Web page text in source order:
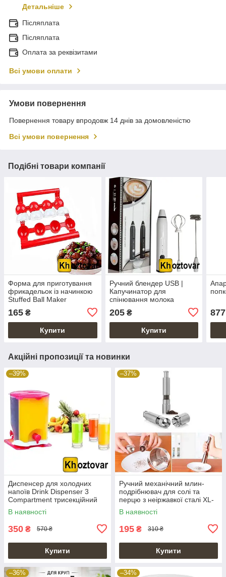
Детальніше
Післяплата
Післяплата
Оплата за реквізитами
Всі умови оплати
Умови повернення
Повернення товару впродовж 14 днів за домовленістю
Всі умови повернення
Подібні товари компанії
Форма для приготування
фрикадельок із начинкою
Stuffed Ball Maker
165 ₴
Купити
Ручний блендер USB |
Капучинатор для
спінювання молока
205₴
Купити
877
Акційні пропозиції та новинки
–39%
Диспенсер для холодних
напоїв Drink Dispenser 3
Compartment трисекційний
обертовий
В наявності
350 ₴ 570 ₴
Купити
–37%
Ручний механічний млин-
подрібнювач для солі та
перцю з неіржавкої сталі XL-
552
В наявності
195 ₴ 310 ₴
Купити
–36% –34%